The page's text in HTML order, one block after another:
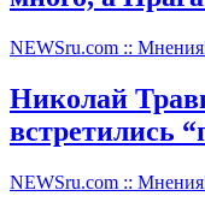
NEWSru.com :: Мнения
Николай
встретились
NEWSru.com :: Мнения